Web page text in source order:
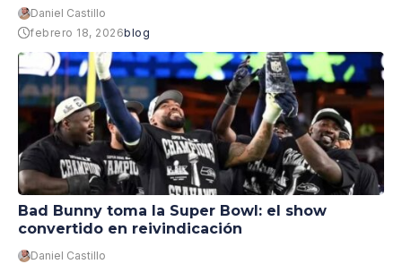
Daniel Castillo
febrero 18, 2026blog
Bad Bunny toma la Super Bowl: el show
convertido en reivindicación
Daniel Castillo